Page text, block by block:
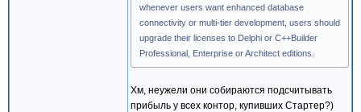
whenever users want enhanced database
connectivity or multi-tier development, users should
upgrade their licenses to Delphi or C++Builder
Professional, Enterprise or Architect editions.
Хм, неужели они собираются подсчитывать
прибыль у всех контор, купивших Стартер?)